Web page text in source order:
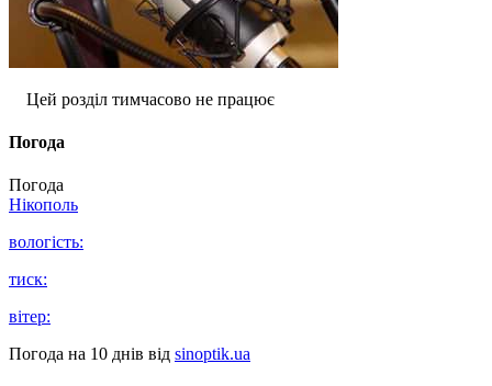
Цей розділ тимчасово не працює
Погода
Погода
Нікополь
вологість:
тиск:
вітер:
Погода на 10 днів від sinoptik.ua